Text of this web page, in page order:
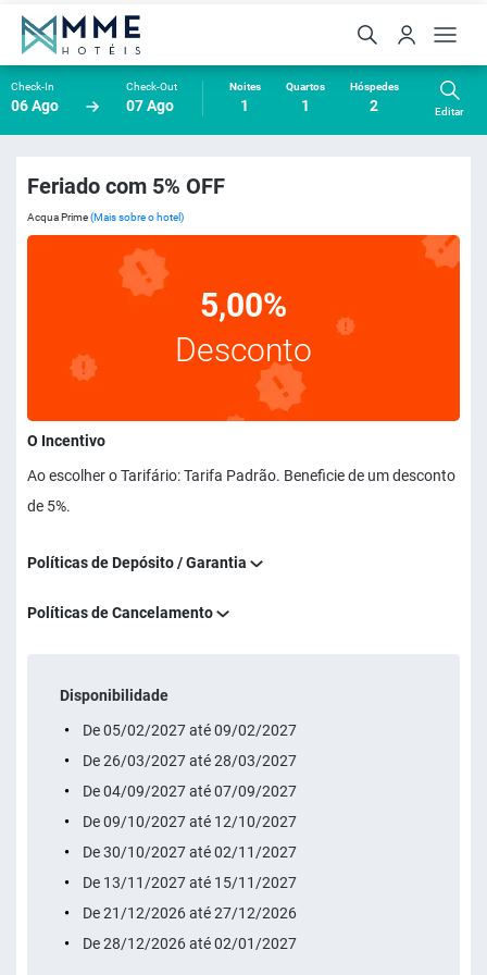
Check-In
06 Ago
Check-Out
07 Ago
Noites
1
Quartos
1
Hóspedes
2 Editar
Feriado com 5% OFF
Acqua Prime(Mais sobre o hotel)
5,00%
Desconto
O Incentivo
Ao escolher o Tarifário: Tarifa Padrão. Beneficie de um desconto
de 5%.
Políticas de Depósito / Garantia
Políticas de Cancelamento
Disponibilidade
De 05/02/2027 até 09/02/2027
De 26/03/2027 até 28/03/2027
De 04/09/2027 até 07/09/2027
De 09/10/2027 até 12/10/2027
De 30/10/2027 até 02/11/2027
De 13/11/2027 até 15/11/2027
De 21/12/2026 até 27/12/2026
De 28/12/2026 até 02/01/2027